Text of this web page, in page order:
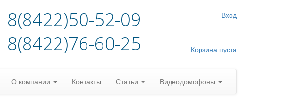
8(8422)50-52-09
8(8422)76-60-25
Вход
Корзина пуста
О компании Контакты Статьи Видеодомофоны